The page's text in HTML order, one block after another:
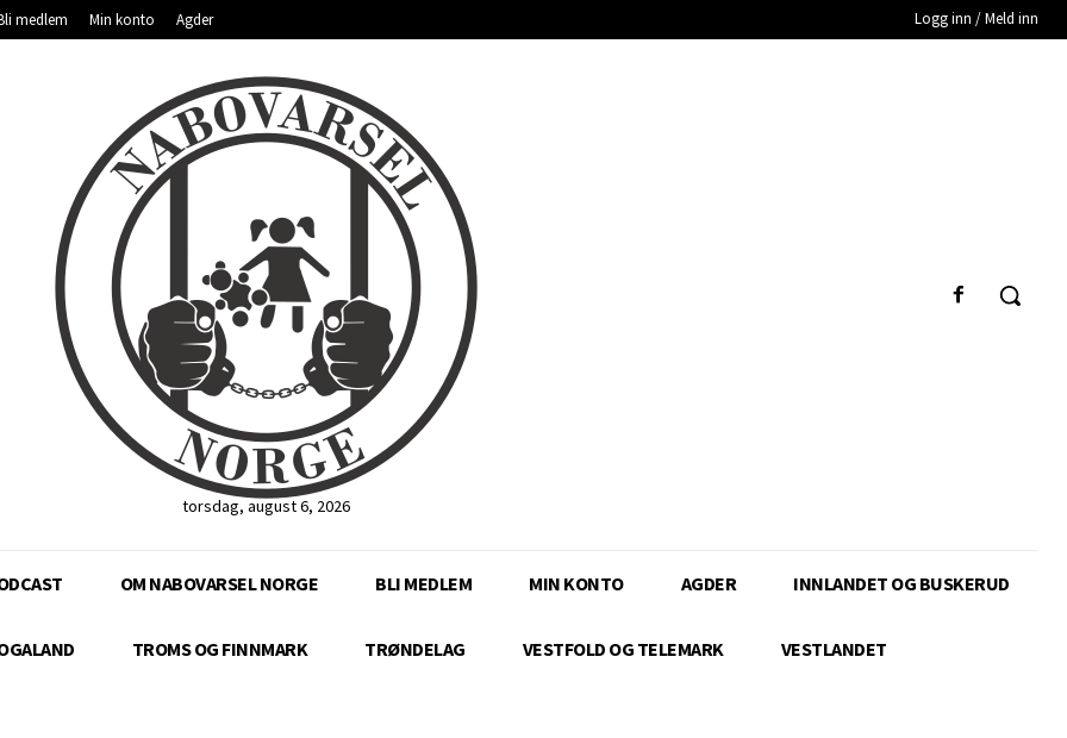
medlem Min konto Agder Logg inn / Meld inn
torsdag, august 6, 2026
OM NABOVARSEL NORGE BLI MEDLEM MIN KONTO AGDER INNLANDET OG BUSKERUD
TROMS OG FINNMARK TRØNDELAG VESTFOLD OG TELEMARK VESTLANDET